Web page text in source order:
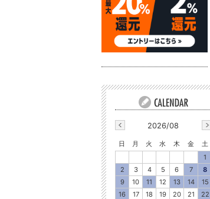
2026/08
日 月 火 水 木 金
土
1
2
3 4 5 6 7
8
9
10 11 12 13 14
15
16
17 18 19 20 21
22